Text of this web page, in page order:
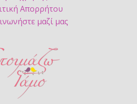
Απορρήτου
μαζί μας